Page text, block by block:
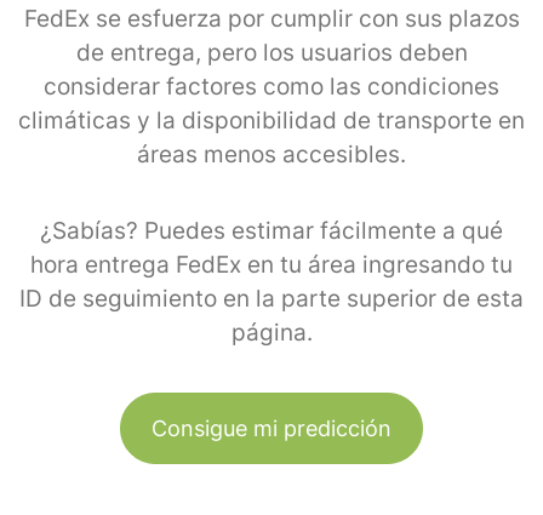
FedEx se esfuerza por cumplir con sus plazos
de entrega, pero los usuarios deben
considerar factores como las condiciones
climáticas y la disponibilidad de transporte en
áreas menos accesibles.
¿Sabías? Puedes estimar fácilmente a qué
hora entrega FedEx en tu área ingresando tu
ID de seguimiento en la parte superior de esta
página.
Consigue mi predicción